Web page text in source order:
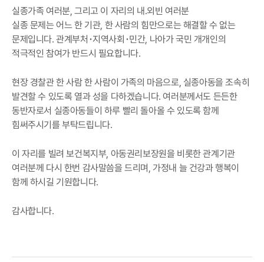
실종가족 여러분, 그리고 이 자리의 내․외빈 여러분
실종 문제는 어느 한 기관, 한 사람의 힘만으로는 해결할 수 없는
문제입니다. 관계부처･지역사회･민간, 나아가 국민 개개인의
적극적인 참여가 반드시 필요합니다.
현장 경찰관 한 사람 한 사람이 가족의 마음으로, 실종아동을 조속히
발견할 수 있도록 열과 성을 다하겠습니다. 여러분께서도 든든한
동반자로서 실종아동들이 하루 빨리 돌아올 수 있도록 함께
힘써주시기를 부탁드립니다.
이 자리를 빌려 보건복지부, 아동권리보장원을 비롯한 관계기관
여러분께 다시 한번 감사말씀을 드리며, 가정내 늘 건강과 행복이
함께 하시길 기원합니다.
감사합니다.